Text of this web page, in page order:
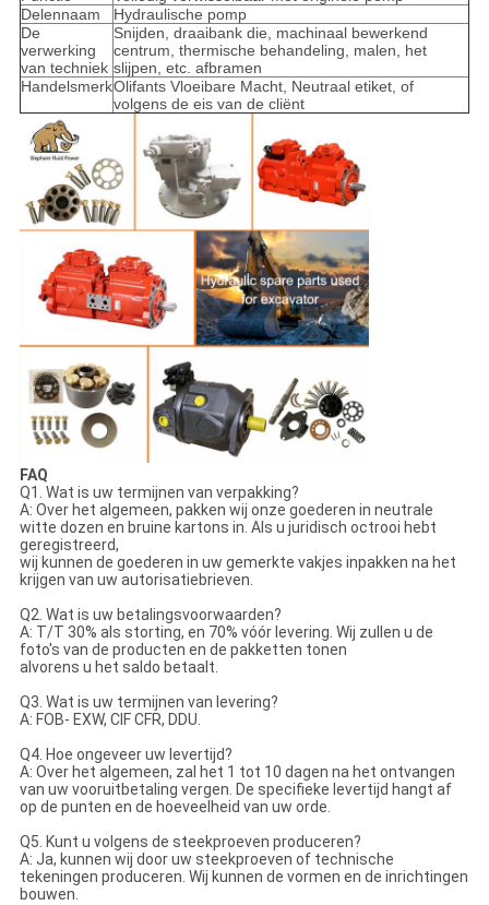
Delennaam
Hydraulische pomp
De
verwerking
van techniek
Snijden, draaibank die, machinaal bewerkend
centrum, thermische behandeling, malen, het
slijpen, etc. afbramen
HandelsmerkOlifants Vloeibare Macht, Neutraal etiket, of
volgens de eis van de cliënt
FAQ
Q1. Wat is uw termijnen van verpakking?
A: Over het algemeen, pakken wij onze goederen in neutrale
witte dozen en bruine kartons in. Als u juridisch octrooi hebt
geregistreerd,
wij kunnen de goederen in uw gemerkte vakjes inpakken na het
krijgen van uw autorisatiebrieven.
Q2. Wat is uw betalingsvoorwaarden?
A: T/T 30% als storting, en 70% vóór levering. Wij zullen u de
foto's van de producten en de pakketten tonen
alvorens u het saldo betaalt.
Q3. Wat is uw termijnen van levering?
A: FOB- EXW, CIF CFR, DDU.
Q4. Hoe ongeveer uw levertijd?
A: Over het algemeen, zal het 1 tot 10 dagen na het ontvangen
van uw vooruitbetaling vergen. De specifieke levertijd hangt af
op de punten en de hoeveelheid van uw orde.
Q5. Kunt u volgens de steekproeven produceren?
A: Ja, kunnen wij door uw steekproeven of technische
tekeningen produceren. Wij kunnen de vormen en de inrichtingen
bouwen.